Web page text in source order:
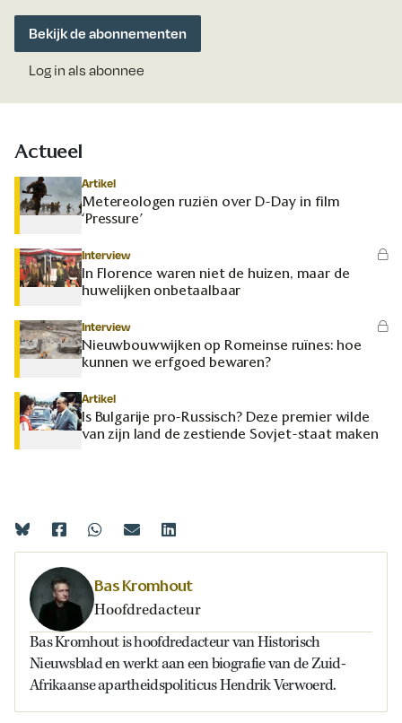
Bekijk de abonnementen
Log in als abonnee
Actueel
Artikel
Metereologen ruziën over D-Day in film
‘Pressure’
Interview
In Florence waren niet de huizen, maar de
huwelijken onbetaalbaar
Interview
Nieuwbouwwijken op Romeinse ruïnes: hoe
kunnen we erfgoed bewaren?
Artikel
Is Bulgarije pro-Russisch? Deze premier wilde
van zijn land de zestiende Sovjet-staat maken
Bas Kromhout
Hoofdredacteur
Bas Kromhout is hoofdredacteur van Historisch
Nieuwsblad en werkt aan een biografie van de Zuid-
Afrikaanse apartheidspoliticus Hendrik Verwoerd.